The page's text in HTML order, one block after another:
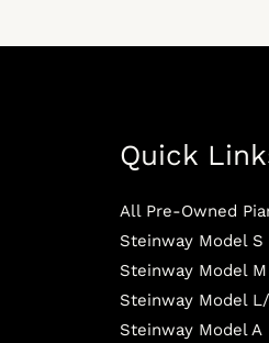
Quick
All Pre-Owned
Steinway Model S
Steinway Model M
Steinway Model
Steinway Model A